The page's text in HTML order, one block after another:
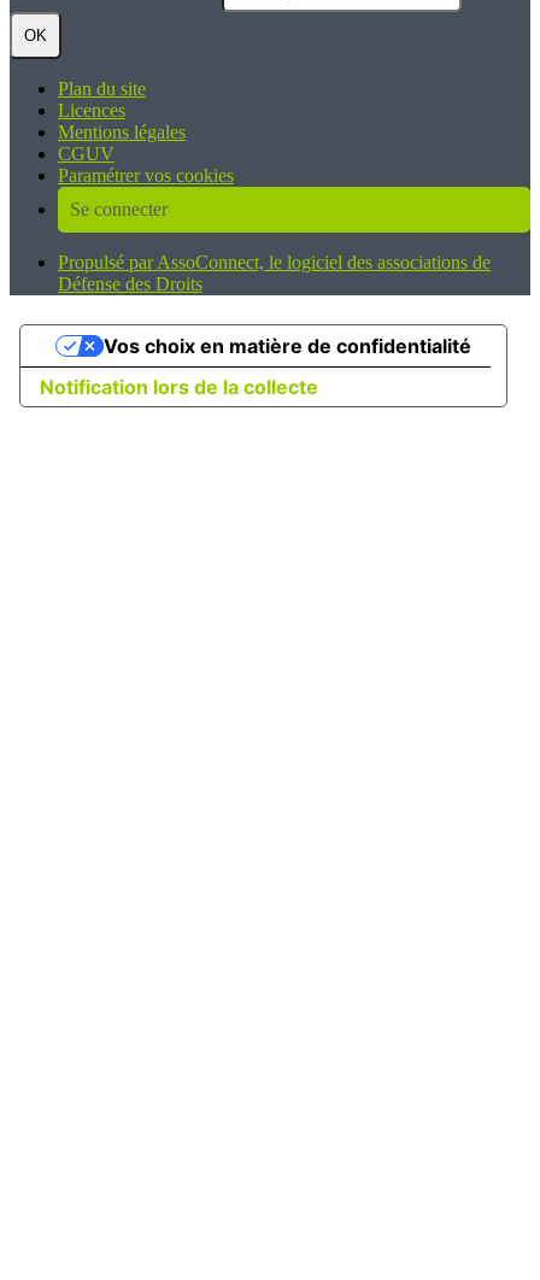
OK
Plan du site
Licences
Mentions légales
CGUV
Paramétrer vos cookies
Se connecter
Propulsé par AssoConnect, le logiciel des associations de
Défense des Droits
Notification lors de la collecte
Vos choix en matière de confidentialité